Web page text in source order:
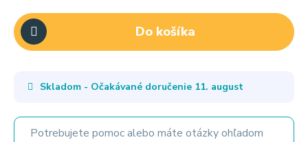
Do košíka
Skladom - Očakávané doručenie 11. august
Potrebujete pomoc alebo máte otázky ohľadom